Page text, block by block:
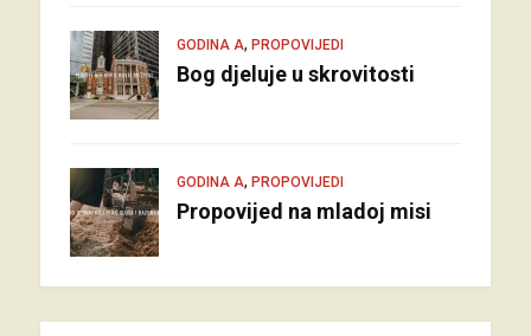
GODINA A, PROPOVIJEDI
Bog djeluje u skrovitosti
GODINA A, PROPOVIJEDI
Propovijed na mladoj misi